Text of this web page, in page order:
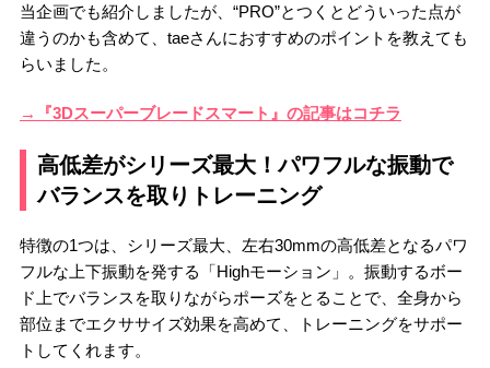
当企画でも紹介しましたが、“PRO”とつくとどういった点が
違うのかも含めて、taeさんにおすすめのポイントを教えても
らいました。
→『3Dスーパーブレードスマート』の記事はコチラ
高低差がシリーズ最大！パワフルな振動で
バランスを取りトレーニング
特徴の1つは、シリーズ最大、左右30mmの高低差となるパワ
フルな上下振動を発する「Highモーション」。振動するボー
ド上でバランスを取りながらポーズをとることで、全身から
部位までエクササイズ効果を高めて、トレーニングをサポー
トしてくれます。